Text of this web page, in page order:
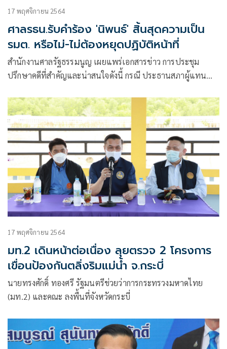
17 พฤศจิกายน 2564
ศาลรธน.รับคำร้อง 'นิพนธ์' สิ้นสุดความเป็น
รมต. หรือไม่-ไม่ต้องหยุดปฏิบัติหน้าที่
สำนักงานศาลรัฐธรรมนูญ เผยแพร่เอกสารข่าว การประชุม
ปรึกษาคดีที่สำคัญและน่าสนใจดังนี้ กรณี ประธานสภาผู้แทน
มาตรา ๑๗๐
17 พฤศจิกายน 2564
มท.2 เดินหน้าต่อเนื่อง ลุยตรวจ 2 โครงการ
เขื่อนป้องกันตลิ่งริมแม่น้ำ จ.กระบี่
นายทรงศักดิ์ ทองศรี รัฐมนตรีช่วยว่าการกระทรวงมหาดไทย
(มท.2) และคณะ ลงพื้นที่จังหวัดกระบี่